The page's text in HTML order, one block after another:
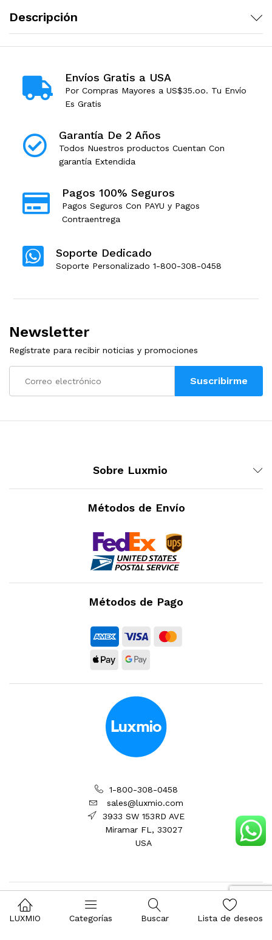
Descripción
Envíos Gratis a USA
Por Compras Mayores a US$35.oo. Tu Envío
Es Gratis
Garantía De 2 Años
Todos Nuestros productos Cuentan Con
garantía Extendida
Pagos 100% Seguros
Pagos Seguros Con PAYU y Pagos
Contraentrega
Soporte Dedicado
Soporte Personalizado 1-800-308-0458
Newsletter
Regístrate para recibir noticias y promociones
Sobre Luxmio
Métodos de Envío
Métodos de Pago
1-800-308-0458
sales@luxmio.com
3933 SW 153RD AVE
Miramar FL, 33027
USA
LUXMIO Categorías Buscar Lista de deseos